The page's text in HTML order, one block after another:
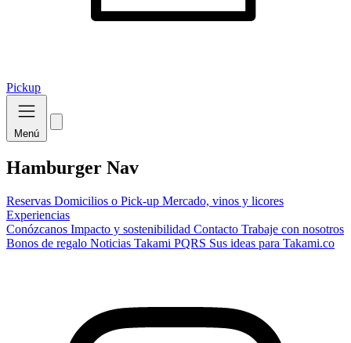
Pickup
Menú
Hamburger Nav
Reservas Domicilios o Pick-up Mercado, vinos y licores
Experiencias
Conózcanos Impacto y sostenibilidad Contacto Trabaje con nosotros
Bonos de regalo Noticias Takami PQRS Sus ideas para Takami.co